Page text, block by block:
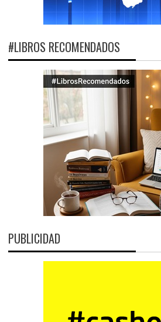
#LIBROS RECOMENDADOS
PUBLICIDAD